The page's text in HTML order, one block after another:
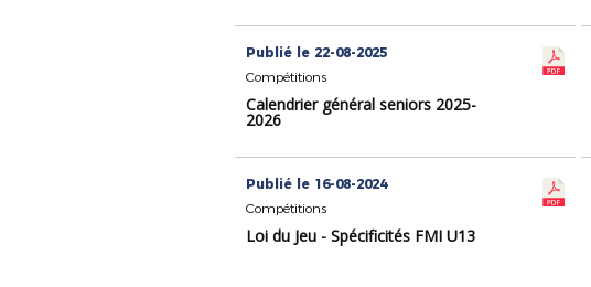
Publié le 22-08-2025
Compétitions
Calendrier général seniors 2025-
2026
Publié le 16-08-2024
Compétitions
Loi du Jeu - Spécificités FMI U13